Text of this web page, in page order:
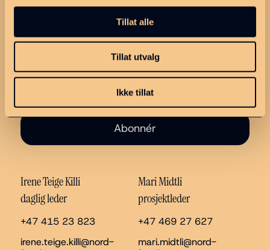
Tillat alle
Tillat utvalg
Ikke tillat
Abonnér
Irene Teige Killi
daglig leder
+47 415 23 823
irene.teige.killi@nord-
Mari Midtli
prosjektleder
+47 469 27 627
mari.midtli@nord-